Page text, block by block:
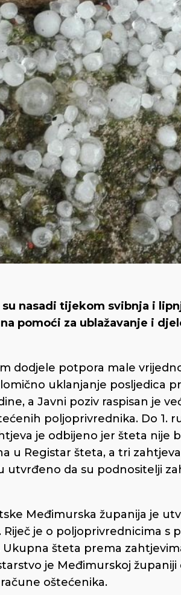
nasadi tijekom svibnja i
pomoći za ublažavanje i
dodjele potpora male
uklanjanje posljedica
a Javni poziv raspisan je
poljoprivrednika. Do 1.
je odbijeno jer šteta nije
u Registar šteta, a tri
utvrđeno da su podnositelji
Međimurska županija je
je o poljoprivrednicima s
šteta prema
je Međimurskoj
oštećenika.